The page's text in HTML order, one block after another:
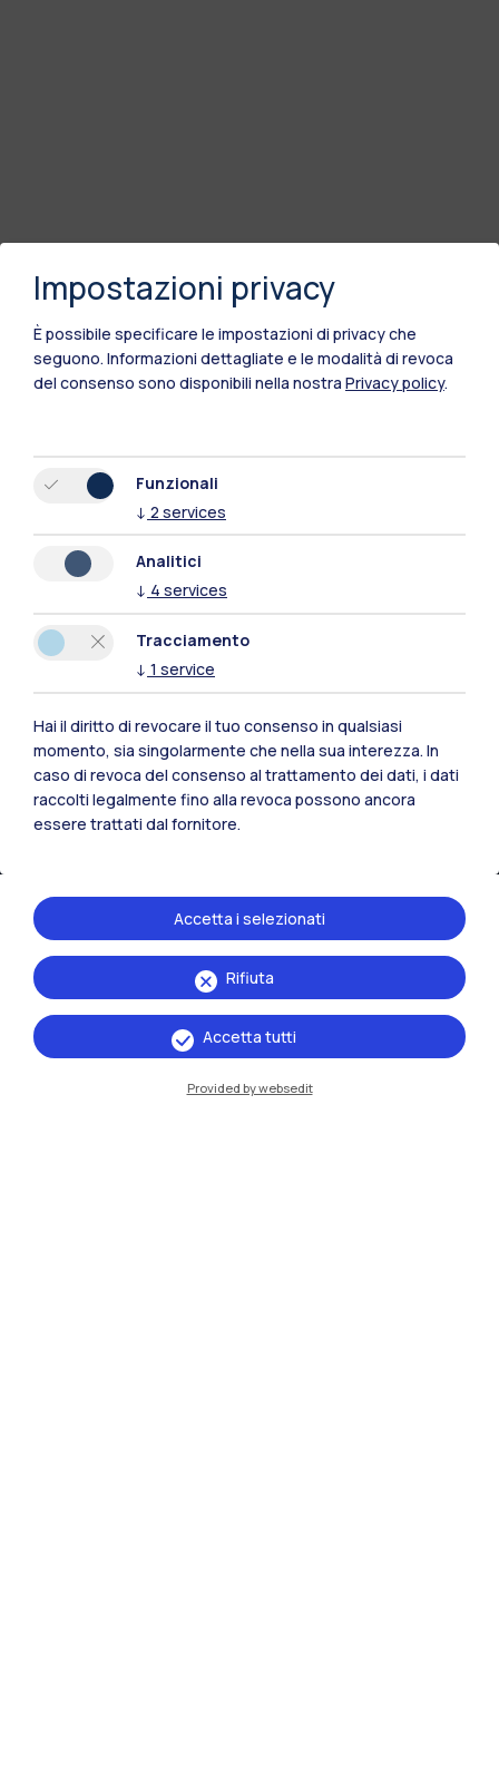
Polimi Community
Tutti i siti dell’ecosistema
Residenze
IT EN
Sedi
Milano Leonardo
Impostazioni privacy
È possibile specificare le impostazioni di privacy che
seguono. Informazioni dettagliate e le modalità di revoca
del consenso sono disponibili nella nostra Privacy policy.
Funzionali
↓ 2 services
Analitici
↓ 4 services
Tracciamento
↓ 1 service
Hai il diritto di revocare il tuo consenso in qualsiasi
momento, sia singolarmente che nella sua interezza. In
caso di revoca del consenso al trattamento dei dati, i dati
raccolti legalmente fino alla revoca possono ancora
essere trattati dal fornitore.
Rifiuta
Accetta i selezionati
Accetta tutti
Provided by websedit